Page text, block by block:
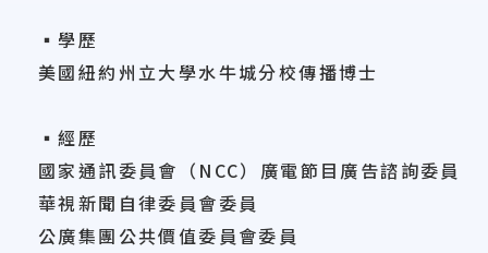
▪學歷
美國紐約州立大學水牛城分校傳播博士
▪經歷
國家通訊委員會（NCC）廣電節目廣告諮詢委員
華視新聞自律委員會委員
公廣集團公共價值委員會委員